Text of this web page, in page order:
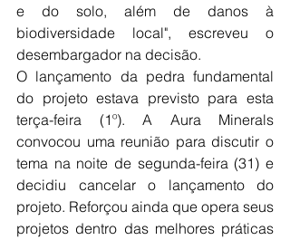
e do solo, além de danos à
biodiversidade local", escreveu o
desembargador na decisão.
O lançamento da pedra fundamental
do projeto estava previsto para esta
terça-feira (1º). A Aura Minerals
convocou uma reunião para discutir o
tema na noite de segunda-feira (31) e
decidiu cancelar o lançamento do
projeto. Reforçou ainda que opera seus
projetos dentro das melhores práticas